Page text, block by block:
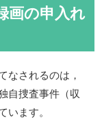
画の申入れ
なされるのは，
自捜査事件（収
ます。